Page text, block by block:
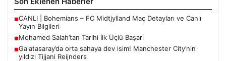
■CANLI | Bohemians – FC Midtjylland Maç Detayları ve Canlı
Yayın Bilgileri
■Mohamed Salah’tan Tarihi İlk Üçlü Başarı
■Galatasaray’da orta sahaya dev isim! Manchester City’nin
yıldızı Tijjani Reijnders